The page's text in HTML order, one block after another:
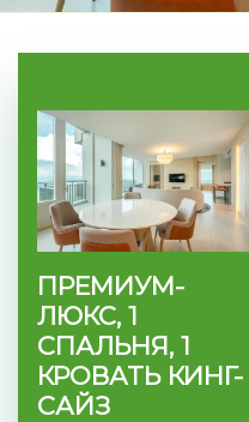
ПРЕМИУМ-
ЛЮКС, 1
СПАЛЬНЯ, 1
КРОВАТЬ КИНГ-
САЙЗ